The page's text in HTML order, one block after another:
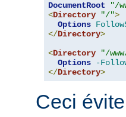
DocumentRoot
"/
<Directory "/">
Options
</Directory>
<Directory "/
Options
-
</Directory>
Ceci